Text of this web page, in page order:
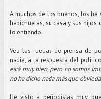
A muchos de los buenos, los
habichuelas, su casa y sus
lo entiendo.
Veo las ruedas de prensa de
nadie, a la respuesta del
está muy bien, pero no somos
no ha dicho nada más que
He visto a periodistas muy